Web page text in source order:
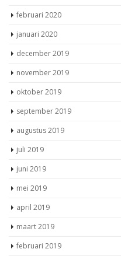
februari 2020
januari 2020
december 2019
november 2019
oktober 2019
september 2019
augustus 2019
juli 2019
juni 2019
mei 2019
april 2019
maart 2019
februari 2019